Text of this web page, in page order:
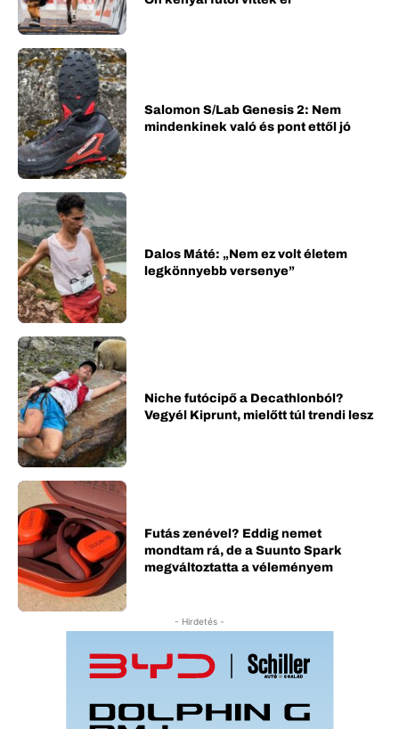
Salomon S/Lab Genesis 2: Nem
mindenkinek való és pont ettől jó
Dalos Máté: „Nem ez volt életem
legkönnyebb versenye”
Niche futócipő a Decathlonból?
Vegyél Kiprunt, mielőtt túl trendi lesz
Futás zenével? Eddig nemet
mondtam rá, de a Suunto Spark
megváltoztatta a véleményem
- Hirdetés -